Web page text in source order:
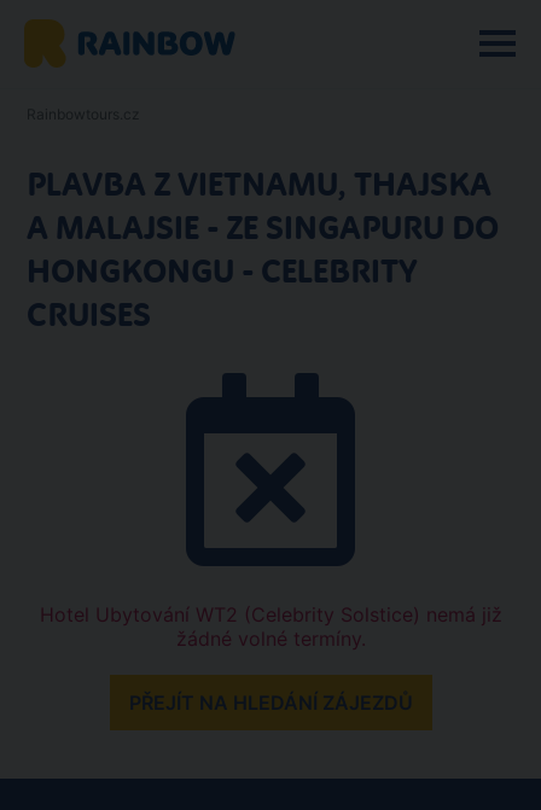
PLAVBA Z VIETNAMU, THAJSKA
A MALAJSIE - ZE SINGAPURU DO
HONGKONGU - CELEBRITY
CRUISES
Hotel Ubytování WT2 (Celebrity Solstice) nemá již
žádné volné termíny.
PŘEJÍT NA HLEDÁNÍ ZÁJEZDŮ